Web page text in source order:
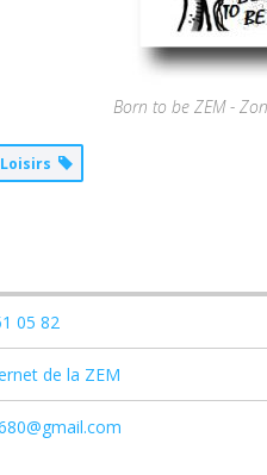
Born to be ZEM -
05 82
de la ZEM